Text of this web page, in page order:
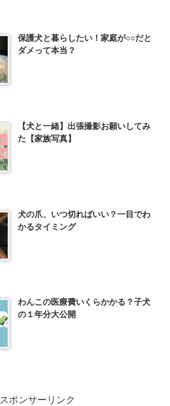
保護犬と暮らしたい！家庭が○○だと
ダメって本当？
【犬と一緒】出張撮影お願いしてみ
た【家族写真】
犬の爪、いつ切ればいい？一目でわ
かるタイミング
わんこの医療費いくらかかる？子犬
の１年分大公開
スポンサーリンク